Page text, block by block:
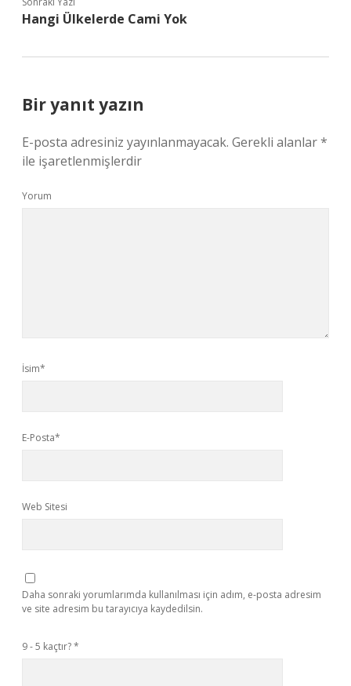
Hangi Ülkelerde Cami Yok
Bir yanıt yazın
E-posta adresiniz yayınlanmayacak. Gerekli alanlar*
ile işaretlenmişlerdir
Yorum
İsim*
E-Posta*
Web Sitesi
Daha sonraki yorumlarımda kullanılması için adım, e-posta adresim
ve site adresim bu tarayıcıya kaydedilsin.
9 - 5 kaçtır?*